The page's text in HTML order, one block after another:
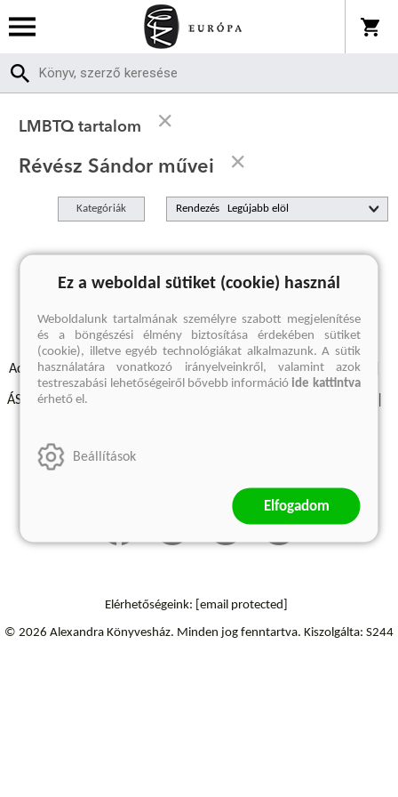
LMBTQ tartalom
Révész Sándor művei
Kategóriák Rendezés
A keresett kifejezésre nincs találat
Adatvédelmi szabályzatok Elállási felmondási nyilatkozat
ÁSZF - Vásárlási feltételek
Szállítási információk
Elérhetőségeink: [email protected]
© 2026 Alexandra Könyvesház. Minden jog fenntartva. Kiszolgálta: S244
Ez a weboldal sütiket (cookie) használ
Weboldalunk tartalmának személyre szabott megjelenítése
és a böngészési élmény biztosítása érdekében sütiket
(cookie), illetve egyéb technológiákat alkalmazunk. A sütik
használatára vonatkozó irányelveinkről, valamint azok
testreszabási lehetőségeiről bővebb információide kattintva
érhető el.
Beállítások
Elfogadom